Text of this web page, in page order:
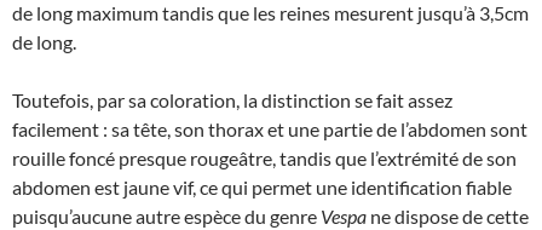
de long maximum tandis que les reines mesurent jusqu’à 3,5cm
de long.
Toutefois, par sa coloration, la distinction se fait assez
facilement : sa tête, son thorax et une partie de l’abdomen sont
rouille foncé presque rougeâtre, tandis que l’extrémité de son
abdomen est jaune vif, ce qui permet une identification fiable
puisqu’aucune autre espèce du genre Vespa ne dispose de cette